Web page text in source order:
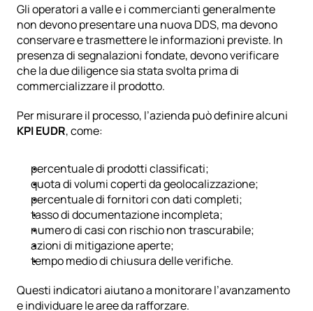
Gli operatori a valle e i commercianti generalmente
non devono presentare una nuova DDS, ma devono
conservare e trasmettere le informazioni previste. In
presenza di segnalazioni fondate, devono verificare
che la due diligence sia stata svolta prima di
commercializzare il prodotto.
KPI EUDR, come:
percentuale di prodotti classificati;
quota di volumi coperti da geolocalizzazione;
percentuale di fornitori con dati completi;
tasso di documentazione incompleta;
numero di casi con rischio non trascurabile;
azioni di mitigazione aperte;
tempo medio di chiusura delle verifiche.
Questi indicatori aiutano a monitorare l’avanzamento
e individuare le aree da rafforzare.